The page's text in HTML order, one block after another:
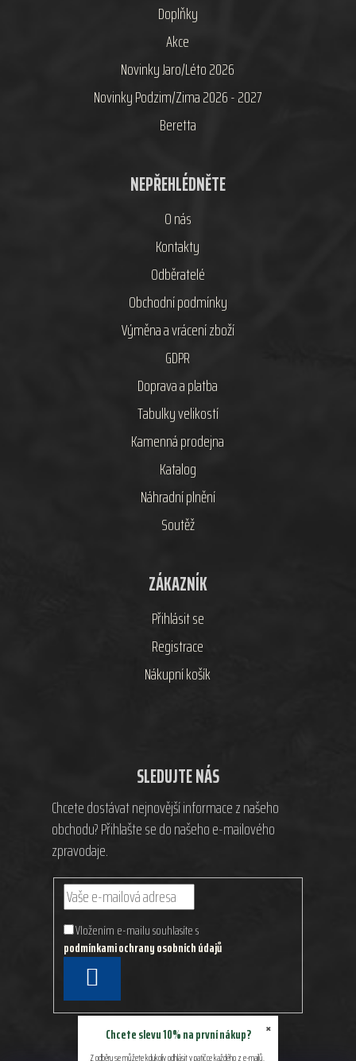
Doplňky
Akce
Novinky Jaro/Léto 2026
Novinky Podzim/Zima 2026 - 2027
Beretta
NEPŘEHLÉDNĚTE
O nás
Kontakty
Odběratelé
Obchodní podmínky
Výměna a vrácení zboží
GDPR
Doprava a platba
Tabulky velikostí
Kamenná prodejna
Katalog
Náhradní plnění
Soutěž
ZÁKAZNÍK
Přihlásit se
Registrace
Nákupní košík
SLEDUJTE NÁS
Chcete dostávat nejnovější informace z našeho
obchodu? Přihlašte se do našeho e-mailového
zpravodaje.
Vložením e-mailu souhlasíte s
podmínkami ochrany osobních údajů
SE
×
Chcete slevu 10% na první nákup?
Z odběru se můžete kdykoliv odhlásit v patičce každého z e-mailů.